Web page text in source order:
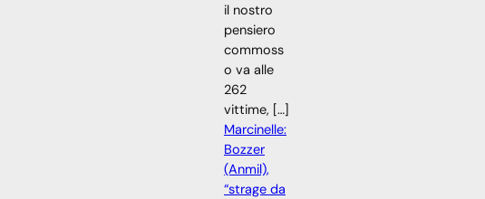
il nostro
pensiero
commoss
o va alle
262
vittime, […]
Marcinelle:
Bozzer
(Anmil),
“strage da